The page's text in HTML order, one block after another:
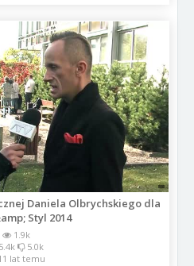
Daniela Olbrychskiego dla
Styl 2014
1.9k
5.0k
lat temu